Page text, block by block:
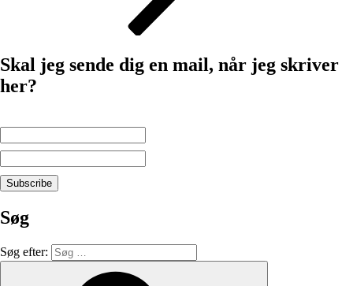
Skal jeg sende dig en mail, når jeg skriver
her?
Søg
Søg efter: